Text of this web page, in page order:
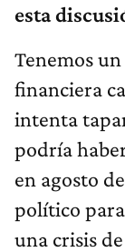
esta
Tenemos
financiera
intenta
podría
en agosto
político
una crisis